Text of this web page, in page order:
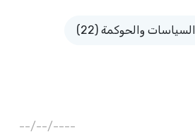
السياسات والحوكمة (22)